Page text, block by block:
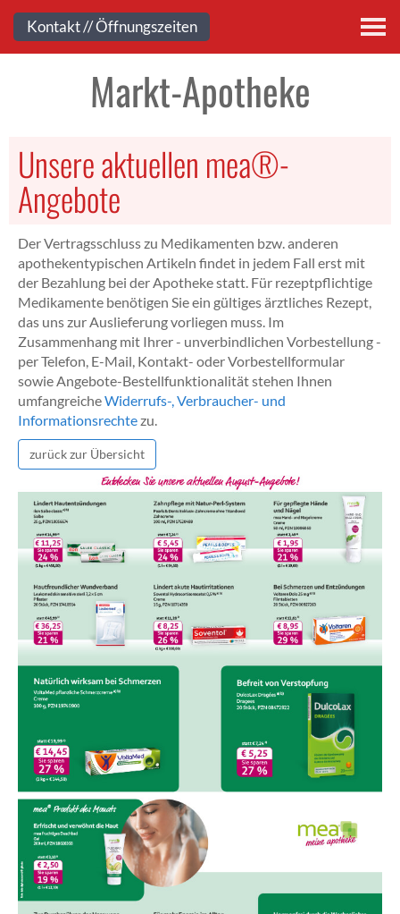
Kontakt
Markt-Apotheke
Unsere aktuellen mea®-
Angebote
Der Vertragsschluss zu Medikamenten bzw. anderen
apothekentypischen Artikeln findet in jedem Fall erst mit
der Bezahlung bei der Apotheke statt. Für rezeptpflichtige
Medikamente benötigen Sie ein gültiges ärztliches Rezept,
das uns zur Auslieferung vorliegen muss. Im
Zusammenhang mit Ihrer - unverbindlichen Vorbestellung -
per Telefon, E-Mail, Kontakt- oder Vorbestellformular
sowie Angebote-Bestellfunktionalität stehen Ihnen
umfangreicheWiderrufs-, Verbraucher- und
Informationsrechtezu.
zurück zur Übersicht
Kontakt // Öffnungszeiten